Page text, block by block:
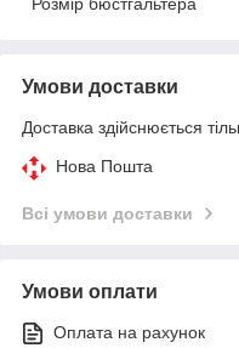
Умови доставки
Доставка здійснюється
Нова Пошта
Всі умови доставки
Умови оплати
Оплата на рахунок